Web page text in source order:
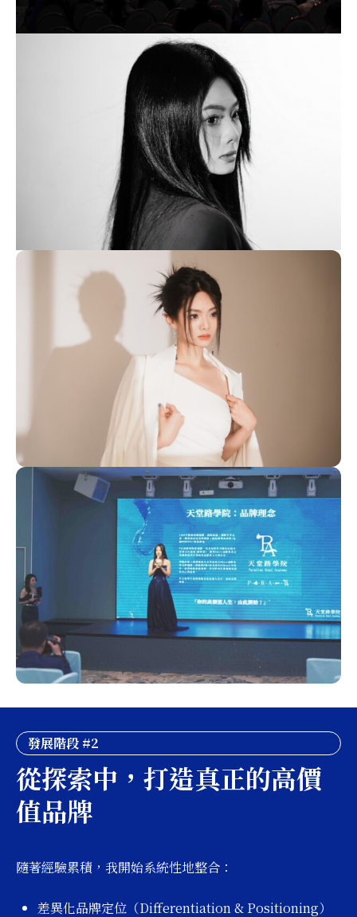
發展階段 #2
從探索中，打造真正的高價
值品牌
隨著經驗累積，我開始系統性地整合：
差異化品牌定位（Differentiation & Positioning）